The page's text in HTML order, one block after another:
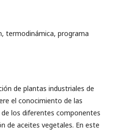
termodinámica, programa
de plantas industriales de
el conocimiento de las
los diferentes componentes
de aceites vegetales. En este